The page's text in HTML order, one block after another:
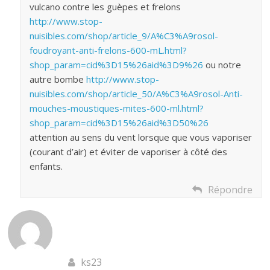
vulcano contre les guèpes et frelons
http://www.stop-
nuisibles.com/shop/article_9/A%C3%A9rosol-
foudroyant-anti-frelons-600-mL.html?
shop_param=cid%3D15%26aid%3D9%26 ou notre
autre bombehttp://www.stop-
nuisibles.com/shop/article_50/A%C3%A9rosol-Anti-
mouches-moustiques-mites-600-ml.html?
shop_param=cid%3D15%26aid%3D50%26
attention au sens du vent lorsque que vous vaporiser
(courant d’air) et éviter de vaporiser à côté des
enfants.
Répondre
ks23